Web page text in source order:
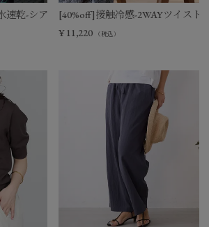
速乾-シアーVネックニットベスト
[40%off]接触冷感-2WAYツイスト
¥ 11,220 （税込）